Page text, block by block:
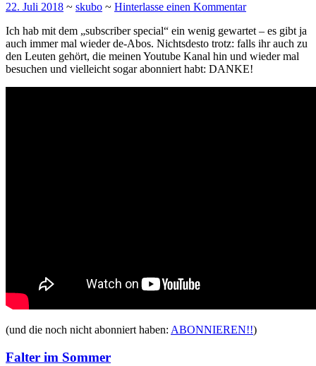
22. Juli 2018 ~ skubo ~ Hinterlasse einen Kommentar
Ich hab mit dem „subscriber special“ ein wenig gewartet – es gibt ja
auch immer mal wieder de-Abos. Nichtsdesto trotz: falls ihr auch zu
den Leuten gehört, die meinen Youtube Kanal hin und wieder mal
besuchen und vielleicht sogar abonniert habt: DANKE!
(und die noch nicht abonniert haben: ABONNIEREN!!)
Falter im Sommer